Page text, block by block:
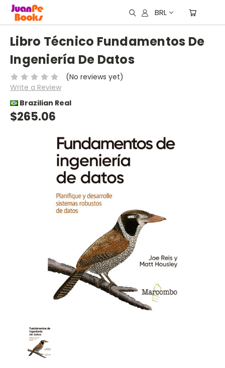
BRL
Libro Técnico Fundamentos De
Ingeniería De Datos
(No reviews yet)
Write a Review
Brazilian Real
$265.06